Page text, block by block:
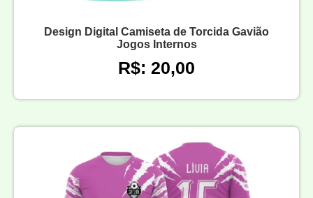
Design Digital Camiseta de Torcida Gavião
Jogos Internos
R$: 20,00